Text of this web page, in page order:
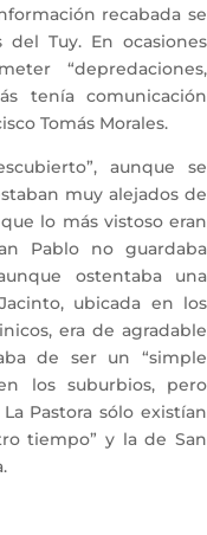
recabada se
Tuy. En ocasiones
“depredaciones,
tenía comunicación
Tomás Morales.
aunque se
muy alejados de
lo más vistoso eran
Pablo no guardaba
ostentaba una
ubicada en los
era de agradable
de ser un “simple
los suburbios, pero
Pastora sólo existían
tiempo” y la de San